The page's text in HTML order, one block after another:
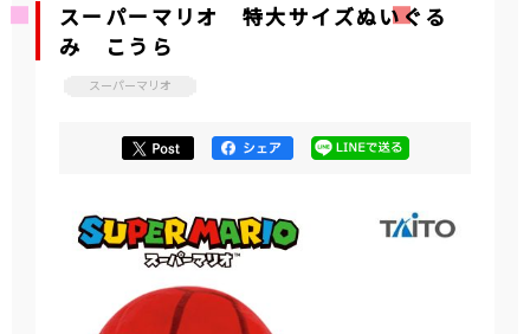
スーパーマリオ 特大サイズぬいぐる
み こうら
スーパーマリオ